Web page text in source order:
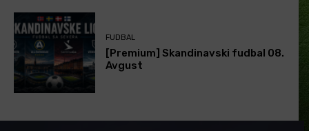
FUDBAL
[Premium] Skandinavski fudbal 08.
Avgust